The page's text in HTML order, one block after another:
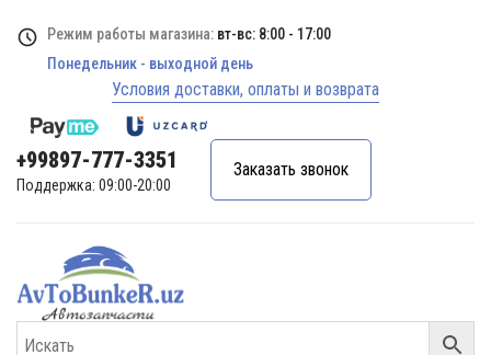
Режим работы магазина: вт-вс: 8:00 - 17:00
Понедельник - выходной день
Условия доставки, оплаты и возврата
+99897-777-3351
Поддержка: 09:00-20:00
Заказать звонок